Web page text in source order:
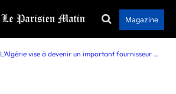
Magazine
L’Algérie vise à devenir un important fournisseur d’hydrogène vert pour l’Europe